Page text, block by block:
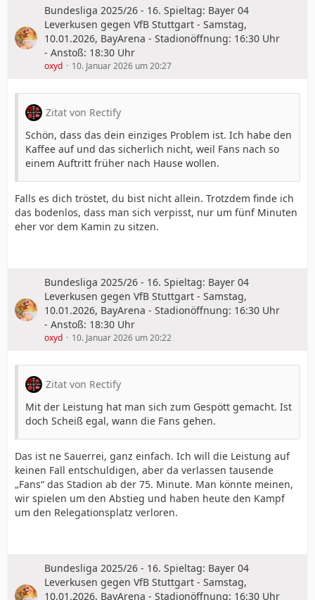
Bundesliga 2025/26 - 16. Spieltag: Bayer 04
Leverkusen gegen VfB Stuttgart - Samstag,
10.01.2026, BayArena - Stadionöffnung: 16:30 Uhr
- Anstoß: 18:30 Uhr
oxyd 10. Januar 2026 um 20:27
Zitat von Rectify
Schön, dass das dein einziges Problem ist. Ich habe den
Kaffee auf und das sicherlich nicht, weil Fans nach so
einem Auftritt früher nach Hause wollen.
Falls es dich tröstet, du bist nicht allein. Trotzdem finde ich
das bodenlos, dass man sich verpisst, nur um fünf Minuten
eher vor dem Kamin zu sitzen.
Bundesliga 2025/26 - 16. Spieltag: Bayer 04
Leverkusen gegen VfB Stuttgart - Samstag,
10.01.2026, BayArena - Stadionöffnung: 16:30 Uhr
- Anstoß: 18:30 Uhr
oxyd 10. Januar 2026 um 20:22
Zitat von Rectify
Mit der Leistung hat man sich zum Gespött gemacht. Ist
doch Scheiß egal, wann die Fans gehen.
Das ist ne Sauerrei, ganz einfach. Ich will die Leistung auf
keinen Fall entschuldigen, aber da verlassen tausende
„Fans“ das Stadion ab der 75. Minute. Man könnte meinen,
wir spielen um den Abstieg und haben heute den Kampf
um den Relegationsplatz verloren.
Bundesliga 2025/26 - 16. Spieltag: Bayer 04
Leverkusen gegen VfB Stuttgart - Samstag,
10.01.2026, BayArena - Stadionöffnung: 16:30 Uhr